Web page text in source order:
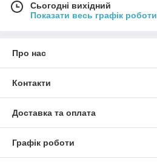
Сьогодні вихідний
Показати весь графік роботи
Про нас
Контакти
Доставка та оплата
Графік роботи